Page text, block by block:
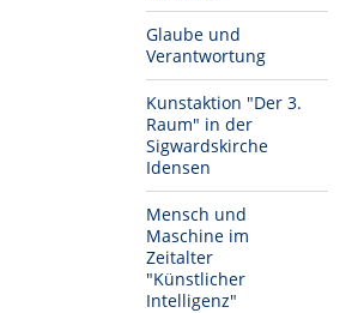
Glaube und
Verantwortung
Kunstaktion "Der 3.
Raum" in der
Sigwardskirche
Idensen
Mensch und
Maschine im
Zeitalter
"Künstlicher
Intelligenz"